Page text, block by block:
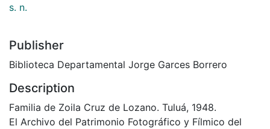
s. n.
Publisher
Biblioteca Departamental Jorge Garces Borrero
Description
Familia de Zoila Cruz de Lozano. Tuluá, 1948.
El Archivo del Patrimonio Fotográfico y Fílmico del